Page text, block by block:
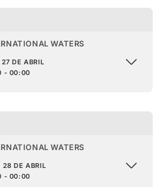
WATERS
DE ABRIL
- 00:00
WATERS
28 DE ABRIL
- 00:00